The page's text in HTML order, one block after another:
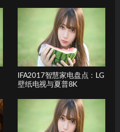
IFA2017智慧家电盘点：LG
壁纸电视与夏普8K